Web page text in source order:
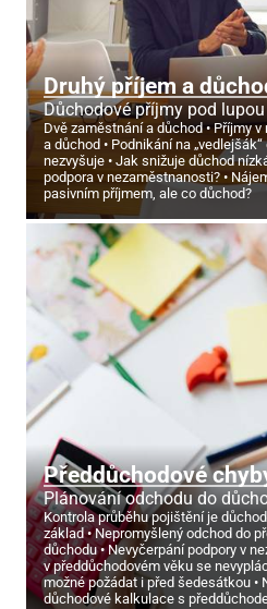
Druhý příjem a
Důchodové příjmy pod lupou
Dvě zaměstnání a důchod
Příjmy v
a důchod
Podnikání na
nezvyšuje
Jak snižuje důchod
podpora v nezaměstnanosti?
pasivním příjmem, ale co důchod?
Předdůchodové
Plánování odchodu do
Kontrola průběhu pojištění je
základ
Nepromyšlený odchod do
důchodu
Nevyčerpání podpory v
v předdůchodovém věku se
možné požádat i před šedesátkou
důchodové kalkulace s